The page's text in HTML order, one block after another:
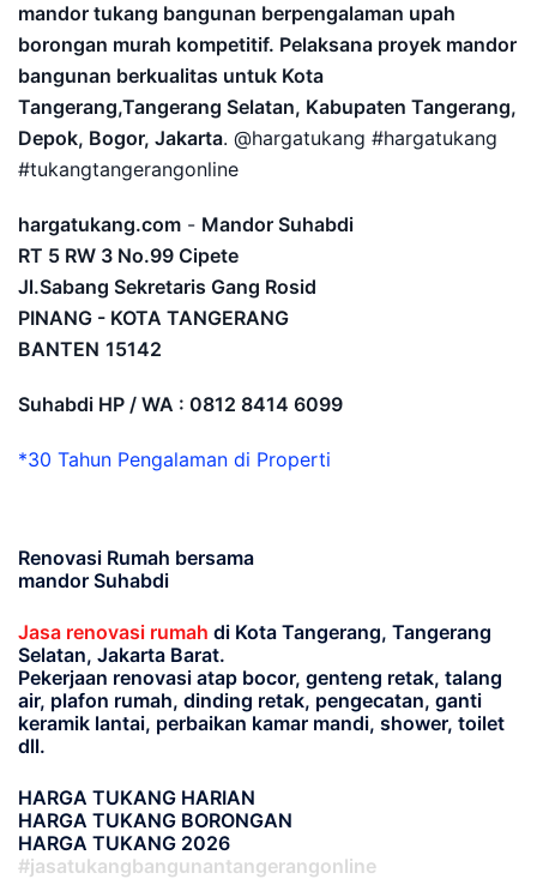
mandor tukang bangunan berpengalaman upah
borongan murah kompetitif. Pelaksana proyek mandor
bangunan berkualitas untuk Kota
Tangerang,Tangerang Selatan, Kabupaten Tangerang,
Depok, Bogor, Jakarta. @hargatukang #hargatukang
#tukangtangerangonline
hargatukang.com - Mandor Suhabdi
RT 5 RW 3 No.99 Cipete
Jl.Sabang Sekretaris Gang Rosid
PINANG - KOTA TANGERANG
BANTEN 15142
Suhabdi HP / WA : 0812 8414 6099
*30 Tahun Pengalaman di Properti
Renovasi Rumah bersama
mandor Suhabdi
Jasa renovasi rumah di Kota Tangerang, Tangerang
Selatan, Jakarta Barat.
Pekerjaan renovasi atap bocor, genteng retak, talang
air, plafon rumah, dinding retak, pengecatan, ganti
keramik lantai, perbaikan kamar mandi, shower, toilet
dll.
HARGA TUKANG HARIAN
HARGA TUKANG BORONGAN
HARGA TUKANG 2026
#jasatukangbangunantangerangonline